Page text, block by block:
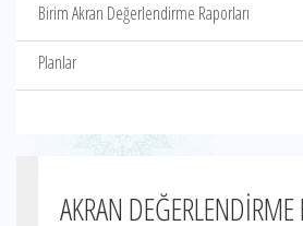
Birim Akran Değerlendirme Raporları
Planlar
AKRAN DEĞERLENDİRME